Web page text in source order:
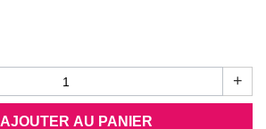
+
AJOUTER AU PANIER